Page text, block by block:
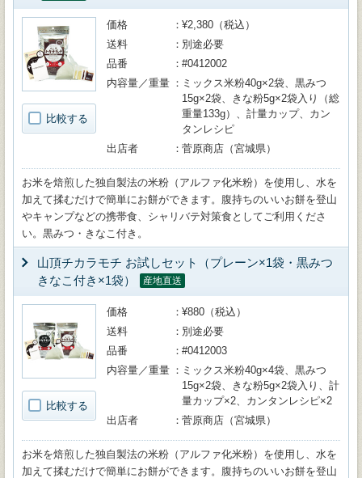
比較する
価格
¥2,380（税込）
送料
別途必要
品番
#0412002
内容量／重量
ミックス米粉40g×2袋、黒みつ
15g×2袋、きな粉5g×2袋入り（総
重量133g）、計量カップ、カン
タンレシピ
出店者
菅原商店（宮城県）
お米を焙煎した独自製法の米粉（アルファ化米粉）を使用し、水を
加えて揉むだけで簡単にお餅ができます。腹持ちのいいお餅を登山
やキャンプなどの携帯食、シャリバテ対策食としてご利用くださ
い。黒みつ・きなこ付き。
山頂チカラモチ お試しセット（プレーン×1袋・黒みつ
きなこ付き×1袋）
産地直送
比較する
価格
¥880（税込）
送料
別途必要
品番
#0412003
内容量／重量
ミックス米粉40g×4袋、黒みつ
15g×2袋、きな粉5g×2袋入り、計
量カップ×2、カンタンレシピ×2
出店者
菅原商店（宮城県）
お米を焙煎した独自製法の米粉（アルファ化米粉）を使用し、水を
加えて揉むだけで簡単にお餅ができます。腹持ちのいいお餅を登山